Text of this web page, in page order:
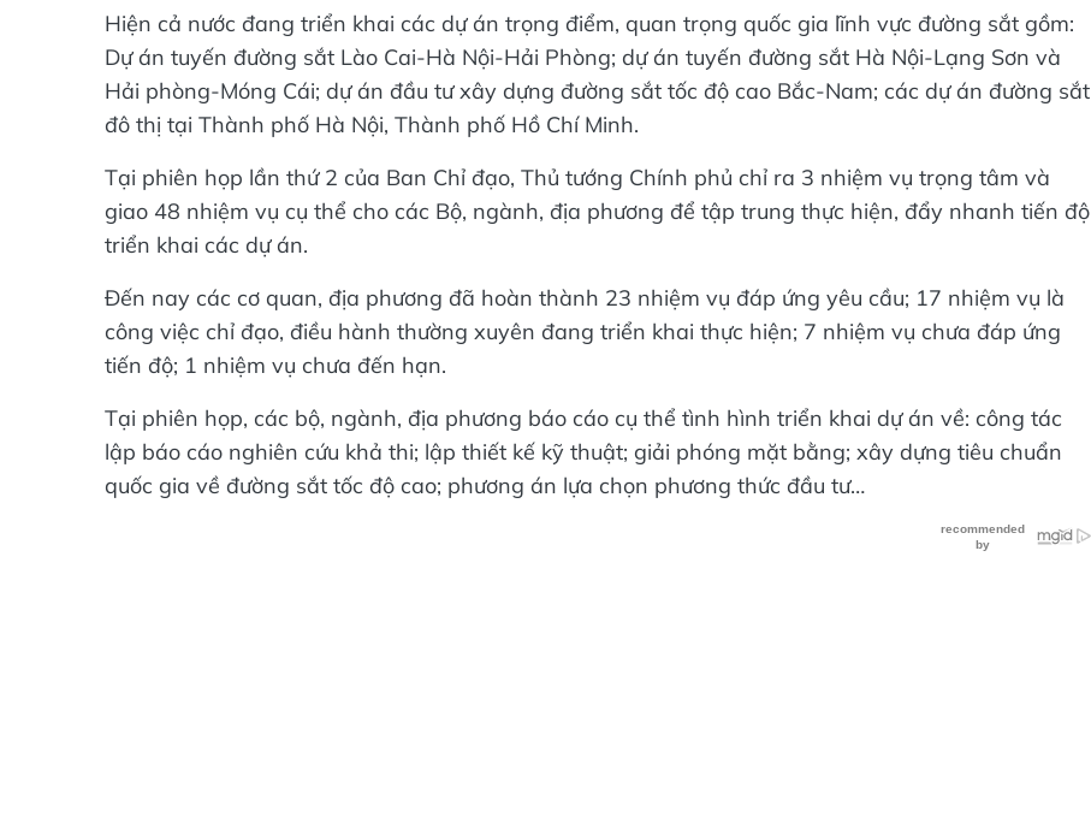
Hiện cả nước đang triển khai các dự án trọng điểm, quan trọng quốc gia lĩnh vực đường sắt gồm:
Dự án tuyến đường sắt Lào Cai-Hà Nội-Hải Phòng; dự án tuyến đường sắt Hà Nội-Lạng Sơn và
Hải phòng-Móng Cái; dự án đầu tư xây dựng đường sắt tốc độ cao Bắc-Nam; các dự án đường sắt
đô thị tại Thành phố Hà Nội, Thành phố Hồ Chí Minh.
Tại phiên họp lần thứ 2 của Ban Chỉ đạo, Thủ tướng Chính phủ chỉ ra 3 nhiệm vụ trọng tâm và
giao 48 nhiệm vụ cụ thể cho các Bộ, ngành, địa phương để tập trung thực hiện, đẩy nhanh tiến độ
triển khai các dự án.
Đến nay các cơ quan, địa phương đã hoàn thành 23 nhiệm vụ đáp ứng yêu cầu; 17 nhiệm vụ là
công việc chỉ đạo, điều hành thường xuyên đang triển khai thực hiện; 7 nhiệm vụ chưa đáp ứng
tiến độ; 1 nhiệm vụ chưa đến hạn.
Tại phiên họp, các bộ, ngành, địa phương báo cáo cụ thể tình hình triển khai dự án về: công tác
lập báo cáo nghiên cứu khả thi; lập thiết kế kỹ thuật; giải phóng mặt bằng; xây dựng tiêu chuẩn
quốc gia về đường sắt tốc độ cao; phương án lựa chọn phương thức đầu tư…